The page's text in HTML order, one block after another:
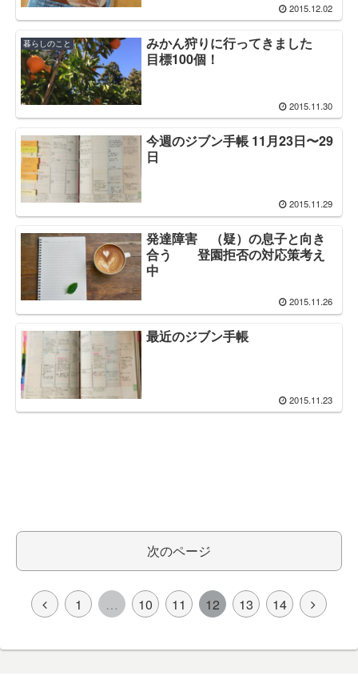
2015.12.02
暮らしのこと
みかん狩りに行ってきました
目標100個！
2015.11.30
今週のジブン手帳 11月23日〜29
日
2015.11.29
発達障害 （疑）の息子と向き
合う 登園拒否の対応策考え
中
2015.11.26
最近のジブン手帳
2015.11.23
次のページ
1 … 10 11 12 13 14